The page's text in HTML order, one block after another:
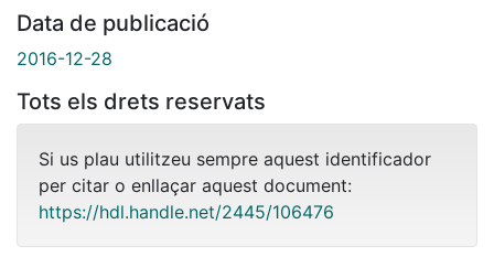
Data de publicació
2016-12-28
Tots els drets reservats
Si us plau utilitzeu sempre aquest identificador
per citar o enllaçar aquest document:
https://hdl.handle.net/2445/106476